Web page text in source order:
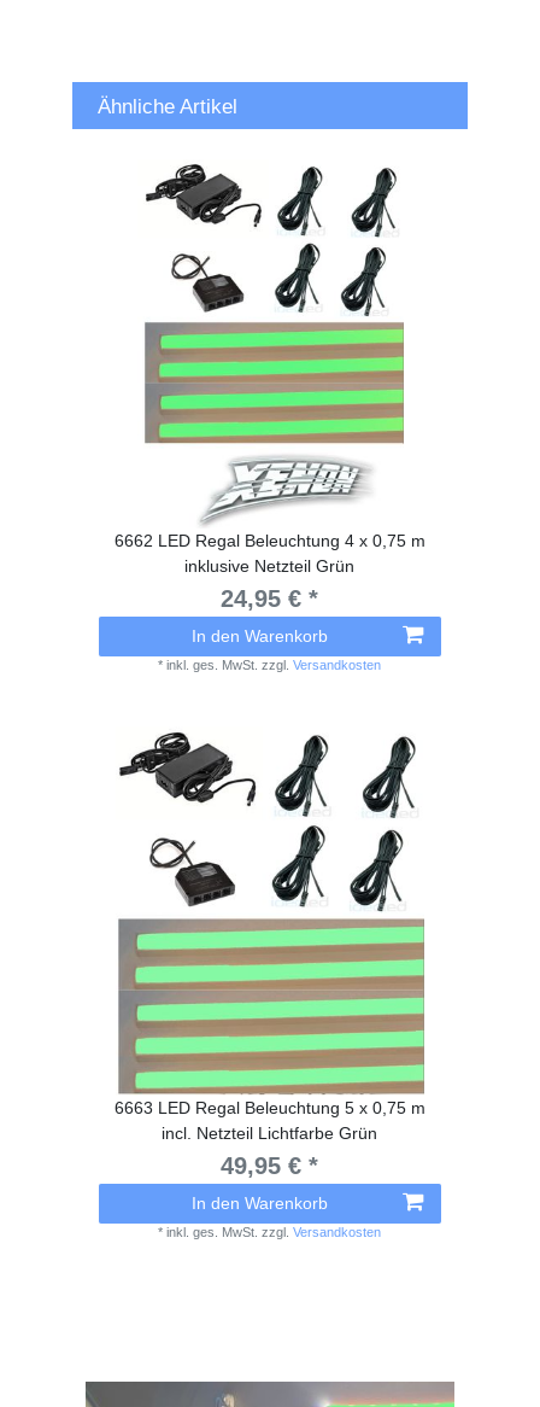
Ähnliche Artikel
6662 LED Regal Beleuchtung 4 x 0,75 m
inklusive Netzteil Grün
24,95 € *
In den Warenkorb
*inkl. ges. MwSt. zzgl.Versandkosten
6663 LED Regal Beleuchtung 5 x 0,75 m
incl. Netzteil Lichtfarbe Grün
49,95 € *
In den Warenkorb
*inkl. ges. MwSt. zzgl.Versandkosten